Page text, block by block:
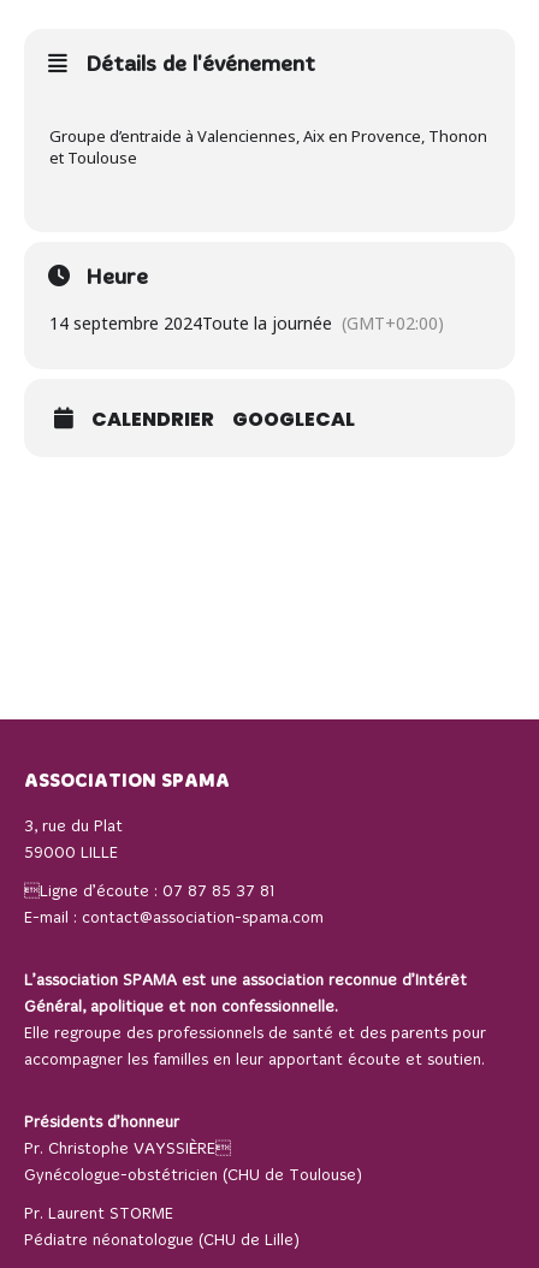
Détails de l'événement
Groupe d’entraide à Valenciennes, Aix en Provence, Thonon
et Toulouse
Heure
14 septembre 2024Toute la journée (GMT+02:00)
CALENDRIER GOOGLECAL
ASSOCIATION SPAMA
3, rue du Plat
59000 LILLE
Ligne d’écoute : 07 87 85 37 81
E-mail : contact@association-spama.com
L’association SPAMA est une association reconnue d’Intérêt
Général, apolitique et non confessionnelle.
Elle regroupe des professionnels de santé et des parents pour
accompagner les familles en leur apportant écoute et soutien.
Présidents d’honneur
Pr. Christophe VAYSSIÈRE
Gynécologue-obstétricien (CHU de Toulouse)
Pr. Laurent STORME
Pédiatre néonatologue (CHU de Lille)